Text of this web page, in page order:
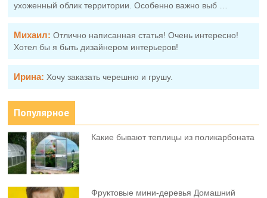
ухоженный облик территории. Особенно важно выб …
Михаил: Отлично написанная статья! Очень интересно!
Хотел бы я быть дизайнером интерьеров!
Ирина: Хочу заказать черешню и грушу.
Популярное
Какие бывают теплицы из поликарбоната
Фруктовыe мини-деревья Домашний